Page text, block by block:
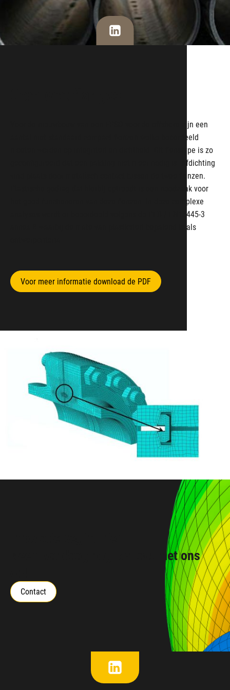
Voor de nieuwbouw van een FPSO voor de offshore zijn een
aantal niet standaard compact flenzen welke beoordeeld
moeten worden op integriteit en dichtheid. Dit flenstype is zo
geconfigureerd dat een pakking niet meer nodig is. Afdichting
vind plaats door metalisch contact tussen de twee flenzen.
Plastische gedrag dat hierbij optreedt is een noodzaak voor
het goed functioneren van deze flenzen. In deze complexe
analyses wordt er beoordeeld volgens de PED / EN13445-3
annex B waarbij de mate van plasticiteit bepalend is als
Voor meer informatie download de PDF
Neem vandaag nog contact met ons
Contact